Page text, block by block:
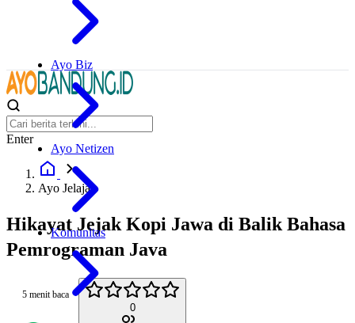
Ayo Biz
Ayo Netizen
Komunitas
Enter
Ayo Jelajah
Hikayat Jejak Kopi Jawa di Balik Bahasa
Pemrograman Java
5 menit baca
0